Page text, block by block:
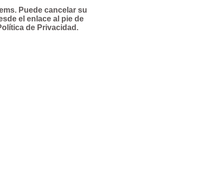
Puede cancelar su
el enlace al pie de
de Privacidad.